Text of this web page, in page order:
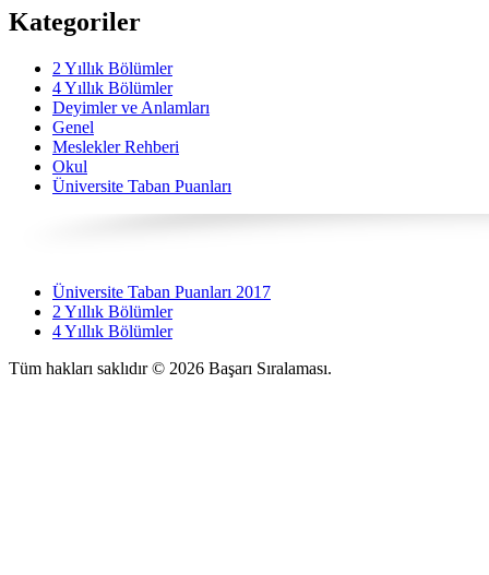
Kategoriler
2 Yıllık Bölümler
4 Yıllık Bölümler
Deyimler ve Anlamları
Genel
Meslekler Rehberi
Okul
Üniversite Taban Puanları
Üniversite Taban Puanları 2017
2 Yıllık Bölümler
4 Yıllık Bölümler
Tüm hakları saklıdır © 2026 Başarı Sıralaması.